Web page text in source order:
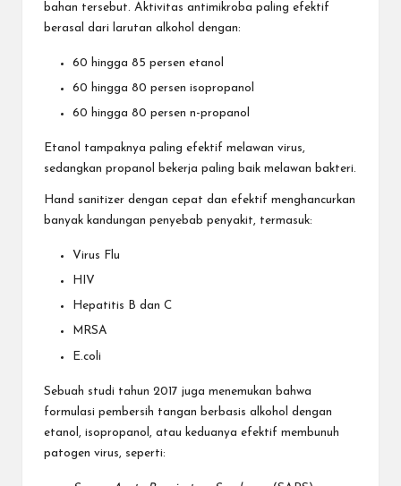
bahan tersebut. Aktivitas antimikroba paling efektif
berasal dari larutan alkohol dengan:
60 hingga 85 persen etanol
60 hingga 80 persen isopropanol
60 hingga 80 persen n-propanol
Etanol tampaknya paling efektif melawan virus,
sedangkan propanol bekerja paling baik melawan bakteri.
Hand sanitizer dengan cepat dan efektif menghancurkan
banyak kandungan penyebab penyakit, termasuk:
Virus Flu
HIV
Hepatitis B dan C
MRSA
E.coli
Sebuah studi tahun 2017 juga menemukan bahwa
formulasi pembersih tangan berbasis alkohol dengan
etanol, isopropanol, atau keduanya efektif membunuh
patogen virus, seperti: